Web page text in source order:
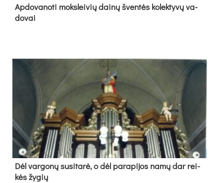
Ap­do­va­no­ti moks­lei­vių dai­nų šven­tės ko­lek­ty­vų va­
do­vai
Dėl var­go­nų su­si­ta­rė, o dėl pa­ra­pi­jos na­mų dar rei­
kės žy­gių